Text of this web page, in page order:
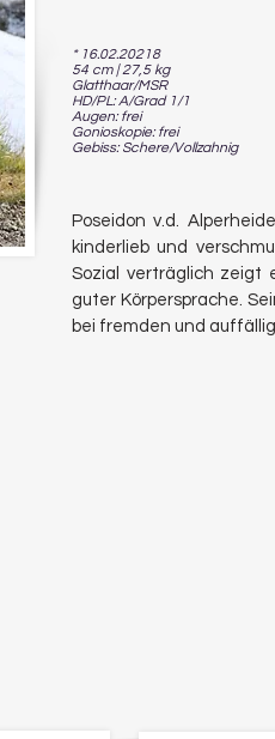
* 16.02.20218
54 cm | 27,5 kg
Glatthaar/MSR
HD/PL: A/Grad 1/1
Augen: frei
Gonioskopie: frei
Gebiss: Schere/Vollzahnig
Poseidon v.d. Alp
kinderlieb und
Sozial verträglich zeigt
guter Körpersprache.
bei fremden und